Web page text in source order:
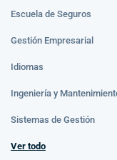
Escuela de Seguros
Gestión Empresarial
Idiomas
Ingeniería y
Sistemas de Gestión
Ver todo